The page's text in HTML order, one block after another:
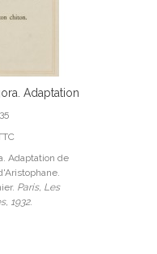
Adaptation
illustrée
Adaptation de
Paris, Les
1932.